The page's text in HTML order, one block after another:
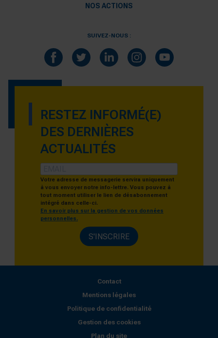
NOS ACTIONS
SUIVEZ-NOUS :
RESTEZ INFORMÉ(E)
DES DERNIÈRES
ACTUALITÉS
Votre adresse de messagerie servira uniquement
à vous envoyer notre info-lettre. Vous pouvez à
tout moment utiliser le lien de désabonnement
intégré dans celle-ci.
En savoir plus sur la gestion de vos données
personnelles.
S'INSCRIRE
Contact
Mentions légales
Politique de confidentialité
Gestion des cookies
Plan du site